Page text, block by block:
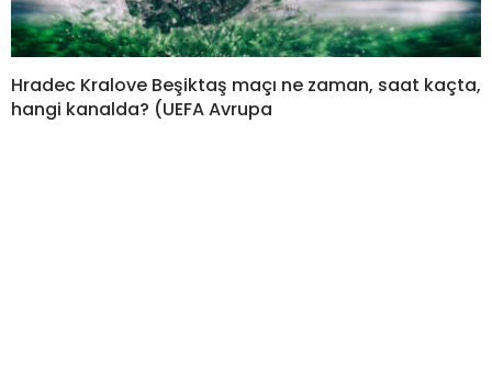
Hradec Kralove Beşiktaş maçı ne zaman, saat kaçta,
hangi kanalda? (UEFA Avrupa